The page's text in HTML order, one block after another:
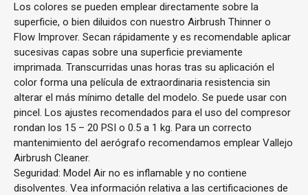
Los colores se pueden emplear directamente sobre la
superficie, o bien diluidos con nuestro Airbrush Thinner o
Flow Improver. Secan rápidamente y es recomendable aplicar
sucesivas capas sobre una superficie previamente
imprimada. Transcurridas unas horas tras su aplicación el
color forma una película de extraordinaria resistencia sin
alterar el más mínimo detalle del modelo. Se puede usar con
pincel. Los ajustes recomendados para el uso del compresor
rondan los 15 – 20 PSI o 0.5 a 1 kg. Para un correcto
mantenimiento del aerógrafo recomendamos emplear Vallejo
Airbrush Cleaner.
Seguridad: Model Air no es inflamable y no contiene
disolventes. Vea información relativa a las certificaciones de